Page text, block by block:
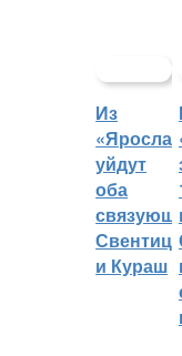
Из
уйдут
оба
и Кураш